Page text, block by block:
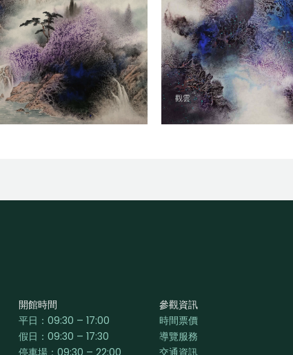
觀雲
開館時間
平日：09:30 – 17:00
假日：09:30 – 17:30
停車場：09:30 – 22:00
參觀資訊
時間票價
導覽服務
交通資訊